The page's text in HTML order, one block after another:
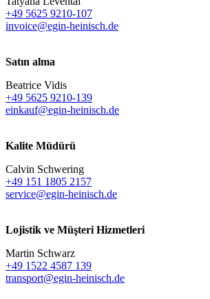
+49 5625 9210-107
invoice@egin-heinisch.de
Satın alma
Beatrice Vidis
+49 5625 9210-139
einkauf@egin-heinisch.de
Kalite Müdürü
Calvin Schwering
+49 151 1805 2157
service@egin-heinisch.de
Lojistik ve Müşteri Hizmetleri
Martin Schwarz
+49 1522 4587 139
transport@egin-heinisch.de